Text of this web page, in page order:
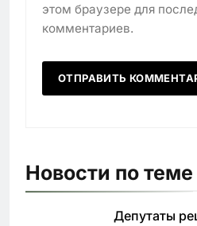
этом браузере для
комментариев.
Новости по теме
Депутаты